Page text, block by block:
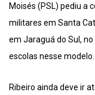
Moisés (PSL) pediu a
militares em Santa
em Jaraguá do Sul,
escolas nesse modelo.
Ribeiro ainda deve ir